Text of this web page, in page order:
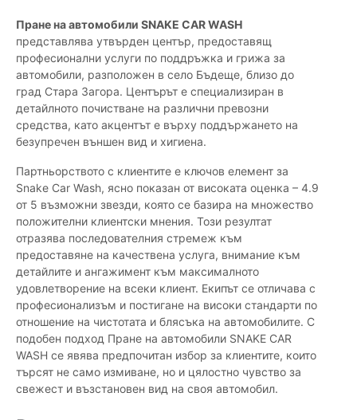
Пране на автомобили SNAKE CAR WASH
представлява утвърден център, предоставящ
професионални услуги по поддръжка и грижа за
автомобили, разположен в село Бъдеще, близо до
град Стара Загора. Центърът е специализиран в
детайлното почистване на различни превозни
средства, като акцентът е върху поддържането на
безупречен външен вид и хигиена.
Партньорството с клиентите е ключов елемент за
Snake Car Wash, ясно показан от високата оценка – 4.9
от 5 възможни звезди, която се базира на множество
положителни клиентски мнения. Този резултат
отразява последователния стремеж към
предоставяне на качествена услуга, внимание към
детайлите и ангажимент към максималното
удовлетворение на всеки клиент. Екипът се отличава с
професионализъм и постигане на високи стандарти по
отношение на чистотата и блясъка на автомобилите. С
подобен подход Пране на автомобили SNAKE CAR
WASH се явява предпочитан избор за клиентите, които
търсят не само измиване, но и цялостно чувство за
свежест и възстановен вид на своя автомобил.